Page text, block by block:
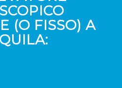
(O FISSO) A